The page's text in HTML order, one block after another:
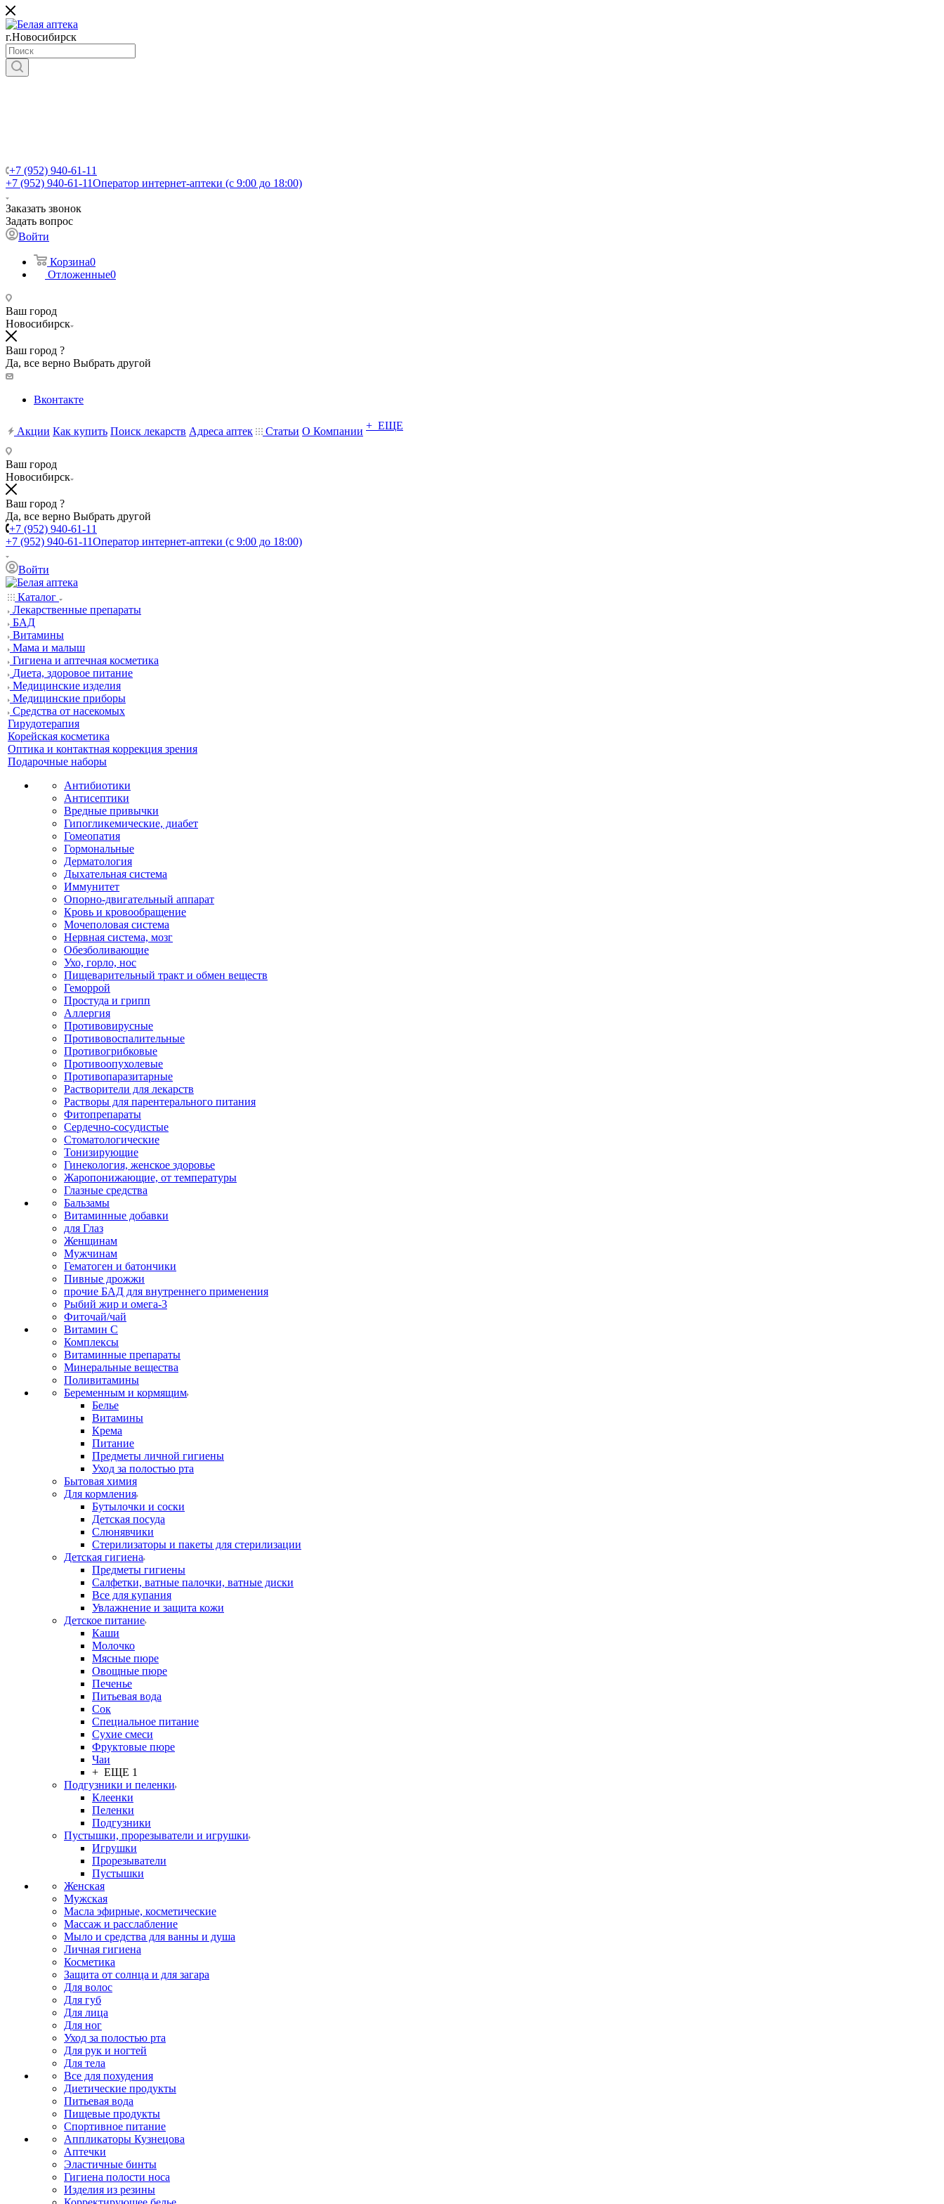
г.Новосибирск
+7 (952) 940-61-11
+7 (952) 940-61-11Оператор интернет-аптеки (с 9:00 до 18:00)
Заказать звонок
Задать вопрос
Войти
Корзина0
Отложенные0
Ваш город
Новосибирск
Ваш город ?
Да, все верно Выбрать другой
Вконтакте
Акции Как купить Поиск лекарств Адреса аптек Статьи О Компании + ЕЩЕ
Ваш город
Новосибирск
Ваш город ?
Да, все верно Выбрать другой
+7 (952) 940-61-11
+7 (952) 940-61-11Оператор интернет-аптеки (с 9:00 до 18:00)
Войти
Каталог
Лекарственные препараты
БАД
Витамины
Мама и малыш
Гигиена и аптечная косметика
Диета, здоровое питание
Медицинские изделия
Медицинские приборы
Средства от насекомых
Гирудотерапия
Корейская косметика
Оптика и контактная коррекция зрения
Подарочные наборы
Антибиотики
Антисептики
Вредные привычки
Гипогликемические, диабет
Гомеопатия
Гормональные
Дерматология
Дыхательная система
Иммунитет
Опорно-двигательный аппарат
Кровь и кровообращение
Мочеполовая система
Нервная система, мозг
Обезболивающие
Ухо, горло, нос
Пищеварительный тракт и обмен веществ
Геморрой
Простуда и грипп
Аллергия
Противовирусные
Противовоспалительные
Противогрибковые
Противоопухолевые
Противопаразитарные
Растворители для лекарств
Растворы для парентерального питания
Фитопрепараты
Сердечно-сосудистые
Стоматологические
Тонизирующие
Гинекология, женское здоровье
Жаропонижающие, от температуры
Глазные средства
Бальзамы
Витаминные добавки
для Глаз
Женщинам
Мужчинам
Гематоген и батончики
Пивные дрожжи
прочие БАД для внутреннего применения
Рыбий жир и омега-3
Фиточай/чай
Витамин С
Комплексы
Витаминные препараты
Минеральные вещества
Поливитамины
Беременным и кормящим
Белье
Витамины
Крема
Питание
Предметы личной гигиены
Уход за полостью рта
Бытовая химия
Для кормления
Бутылочки и соски
Детская посуда
Слюнявчики
Стерилизаторы и пакеты для стерилизации
Детская гигиена
Предметы гигиены
Салфетки, ватные палочки, ватные диски
Все для купания
Увлажнение и защита кожи
Детское питание
Каши
Молочко
Мясные пюре
Овощные пюре
Печенье
Питьевая вода
Сок
Специальное питание
Сухие смеси
Фруктовые пюре
Чаи
+ ЕЩЕ 1
Подгузники и пеленки
Клеенки
Пеленки
Подгузники
Пустышки, прорезыватели и игрушки
Игрушки
Прорезыватели
Пустышки
Женская
Мужская
Масла эфирные, косметические
Массаж и расслабление
Мыло и средства для ванны и душа
Личная гигиена
Косметика
Защита от солнца и для загара
Для волос
Для губ
Для лица
Для ног
Уход за полостью рта
Для рук и ногтей
Для тела
Все для похудения
Диетические продукты
Питьевая вода
Пищевые продукты
Спортивное питание
Аппликаторы Кузнецова
Аптечки
Эластичные бинты
Гигиена полости носа
Изделия из резины